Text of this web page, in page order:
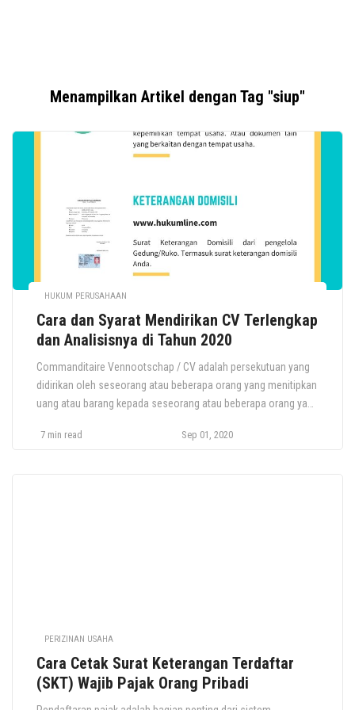
Menampilkan Artikel dengan Tag "siup"
HUKUM PERUSAHAAN
Cara dan Syarat Mendirikan CV Terlengkap
dan Analisisnya di Tahun 2020
Commanditaire Vennootschap / CV adalah persekutuan yang
didirikan oleh seseorang atau beberapa orang yang menitipkan
uang atau barang kepada seseorang atau beberapa orang yang
persekutuan. CV menjadi salah satu badan usaha alternatif
7 min read Sep 01, 2020
PERIZINAN USAHA
Cara Cetak Surat Keterangan Terdaftar
(SKT) Wajib Pajak Orang Pribadi